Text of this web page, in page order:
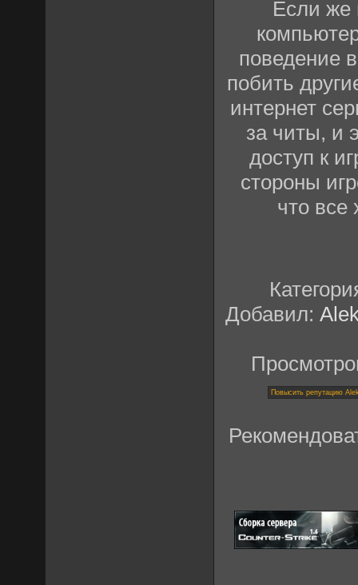
Если же
поведение
побить
интернет
за читы, и
доступ к
стороны
что все
Добавил: